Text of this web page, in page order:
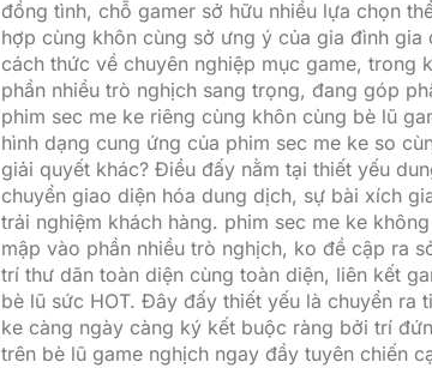
đồng tình, chỗ gamer sở hữu nhiều lựa chọn
hợp cùng khôn cùng sở ưng ý của gia đình gia
cách thức về chuyên nghiệp mục game, trong
phần nhiều trò nghịch sang trọng, đang góp
phim sec me ke riêng cùng khôn cùng bè lũ
hình dạng cung ứng của phim sec me ke so
giải quyết khác? Điều đấy nằm tại thiết yếu
chuyển giao diện hóa dung dịch, sự bài xích
trải nghiệm khách hàng. phim sec me ke
mập vào phần nhiều trò nghịch, ko đề cập ra
trí thư dãn toàn diện cùng toàn diện, liên kết
bè lũ sức HOT. Đây đấy thiết yếu là chuyển ra
ke càng ngày càng ký kết buộc ràng bởi trí
trên bè lũ game nghịch ngay đầy tuyên chiến